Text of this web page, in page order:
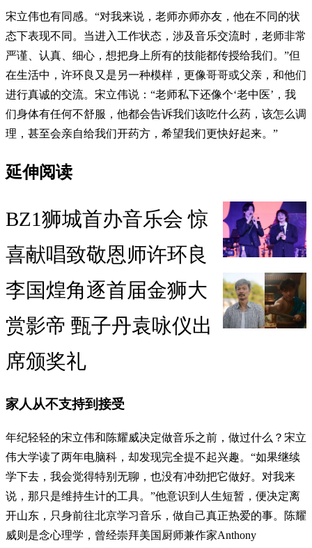
宋立伟也有同感。“对我来说，老师亦师亦友，他在不同的状
态下表现不同。当进入工作状态，涉及音乐交流时，老师非常
严谨、认真、细心，想把身上所有的技能都传授给我们。”但
在生活中，许环良又是另一种模样，更像哥哥或父亲，和他们
进行真诚的交流。宋立伟说：“老师私下还像个‘老中医’，我
们身体有任何不舒服，他都会告诉我们该吃什么药，该怎么调
理，甚至会亲自给我们开药方，希望我们更快好起来。”
延伸阅读
BZ1狮城首办音乐会 惊
喜献唱致敬恩师许环良
李国煌角逐首届金狮大
赏影帝 甄子丹袁咏仪出
席颁奖礼
家人从不支持到接受
年纪轻轻的宋立伟和陈耀威决定做音乐之前，做过什么？宋立
伟大学读了两年电脑科，却发现完全提不起兴趣。“如果继续
学下去，我会觉得特别无聊，也没有冲劲把它做好。对我来
说，那只是维持生计的工具。”他意识到人生短暂，便决定离
开山东，只身前往北京学习音乐，做自己真正热爱的事。陈耀
威则是念心理学，曾经崇拜美国厨师兼作家Anthony